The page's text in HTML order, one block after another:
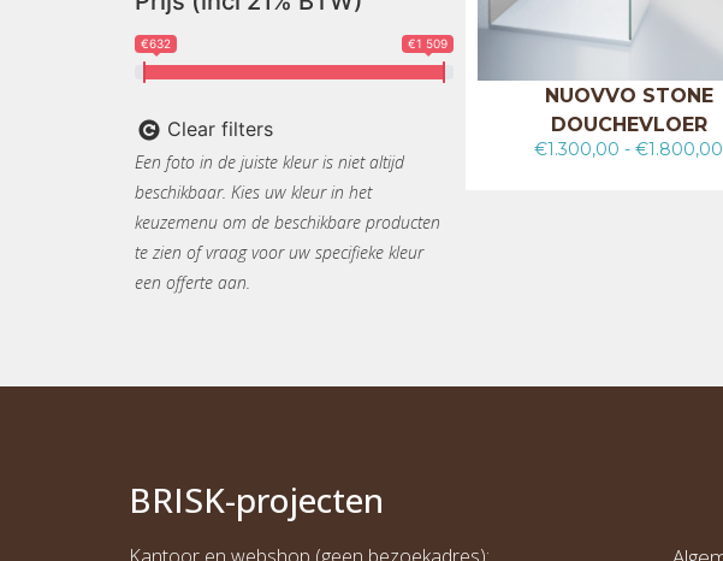
€632 €1 509
Clear filters
Een foto in de juiste kleur is niet altijd
beschikbaar. Kies uw kleur in het
keuzemenu om de beschikbare producten
te zien of vraag voor uw specifieke kleur
een offerte aan.
NUOVVO STONE
DOUCHEVLOER
€1.300,00 - €1.800,00
BRISK-projecten